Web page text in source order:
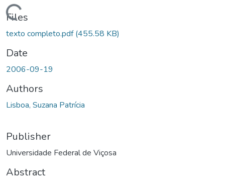
Files
texto completo.pdf(455.58 KB)
Date
2006-09-19
Authors
Lisboa, Suzana Patrícia
Publisher
Universidade Federal de Viçosa
Abstract